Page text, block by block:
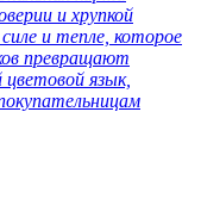
и хрупкой
и тепле, которое
превращают
цветовой язык,